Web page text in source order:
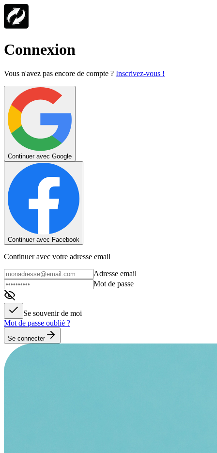
Connexion
Vous n'avez pas encore de compte ? Inscrivez-vous !
Continuer avec Google
Continuer avec Facebook
Continuer avec votre adresse email
Adresse email
Mot de passe
Se souvenir de moi
Mot de passe oublié ?
Se connecter